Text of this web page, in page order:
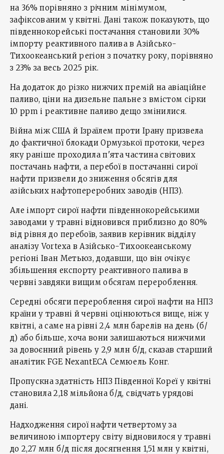
на 36% порівняно з річним мінімумом,
зафіксованим у квітні. Дані також показують, що
південнокорейські постачання становили 30%
імпорту реактивного палива в Азійсько-
Тихоокеанський регіон з початку року, порівняно
з 23% за весь 2025 рік.
На додаток до різко нижчих премій на авіаційне
паливо, ціни на дизельне пальне з вмістом сірки
10 ppm і реактивне паливо дещо змінилися.
Війна між США й Ізраїлем проти Ірану призвела
до фактичної блокади Ормузької протоки, через
яку раніше проходила п'ята частина світових
постачань нафти, а перебої в постачанні сирої
нафти призвели до зниження обсягів для
азійських нафтопереробних заводів (НПЗ).
Але імпорт сирої нафти південнокорейськими
заводами у травні відновився приблизно до 80%
від рівня до перебоїв, заявив керівник відділу
аналізу Vortexa в Азійсько-Тихоокеанському
регіоні Іван Метьюз, додавши, що він очікує
збільшення експорту реактивного палива в
червні завдяки вищим обсягам перероблення.
Середні обсяги перероблення сирої нафти на НПЗ
країни у травні й червні оцінюються вище, ніж у
квітні, а саме на рівні 2,4 млн барелів на день (б/
д) або більше, хоча вони залишаються нижчими
за довоєнний рівень у 2,9 млн б/д, сказав старший
аналітик FGE NexantECA Семюель Конг.
Пропускна здатність НПЗ Південної Кореї у квітні
становила 2,18 мільйона б/д, свідчать урядові
дані.
Надходження сирої нафти четвертому за
величиною імпортеру світу відновилося у травні
до 2,27 млн б/д після досягнення 1,51 млн у квітні,